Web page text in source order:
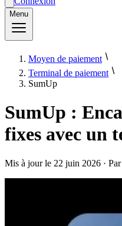
Menu
Moyen de paiement
Terminal de paiement
SumUp
SumUp :
fixes avec un
Mis à jour le 22 juin 2026 · Par